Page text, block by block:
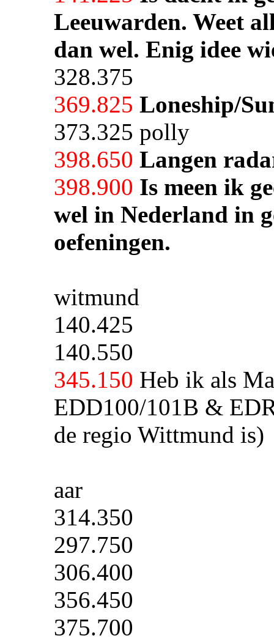
Leeuwarden. Weet
dan wel. Enig idee
328.375
369.825 Loneship/
373.325 polly
398.650 Langen
398.900 Is meen ik
wel in Nederland in
oefeningen.
witmund
140.425
140.550
345.150 Heb ik als
EDD100/101B &
de regio Wittmund is)
aar
314.350
297.750
306.400
356.450
375.700